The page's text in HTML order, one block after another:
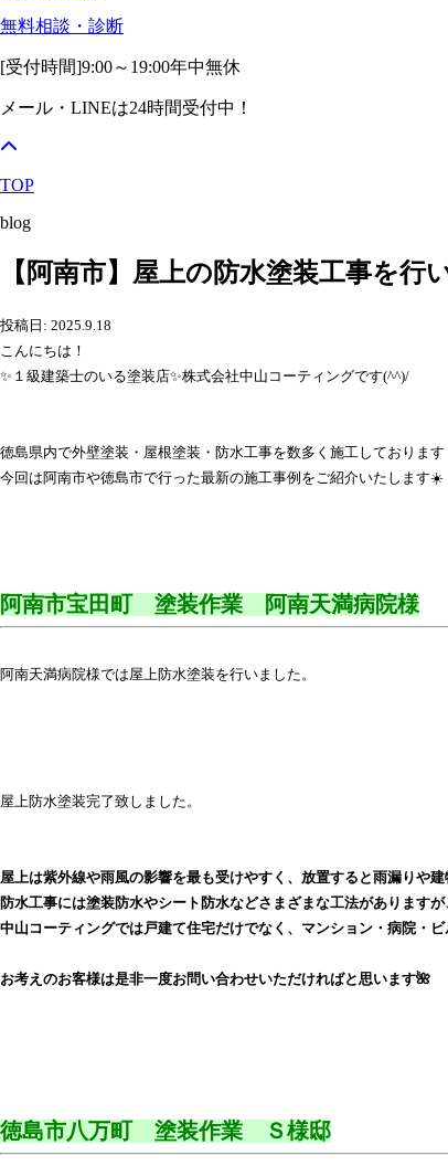
無料相談・診断
[受付時間]9:00～19:00年中無休
メール・LINEは24時間受付中！
TOP
blog
【阿南市】屋上の防水塗装工事を行
投稿日: 2025.9.18
こんにちは！
✨１級建築士のいる塗装店✨株式会社中山コーティングです(^^)/
徳島県内で外壁塗装・屋根塗装・防水工事を数多く施工しております
今回は阿南市や徳島市で行った最新の施工事例をご紹介いたします☀️
阿南市宝田町 塗装作業 阿南天満病院様
阿南天満病院様では屋上防水塗装を行いました。
屋上防水塗装完了致しました。
屋上は紫外線や雨風の影響を最も受けやすく、放置すると雨漏りや建
防水工事には塗装防水やシート防水などさまざまな工法があります
中山コーティングでは戸建て住宅だけでなく、マンション・病院・
お考えのお客様は是非一度お問い合わせいただければと思います🌺
徳島市八万町 塗装作業 Ｓ様邸